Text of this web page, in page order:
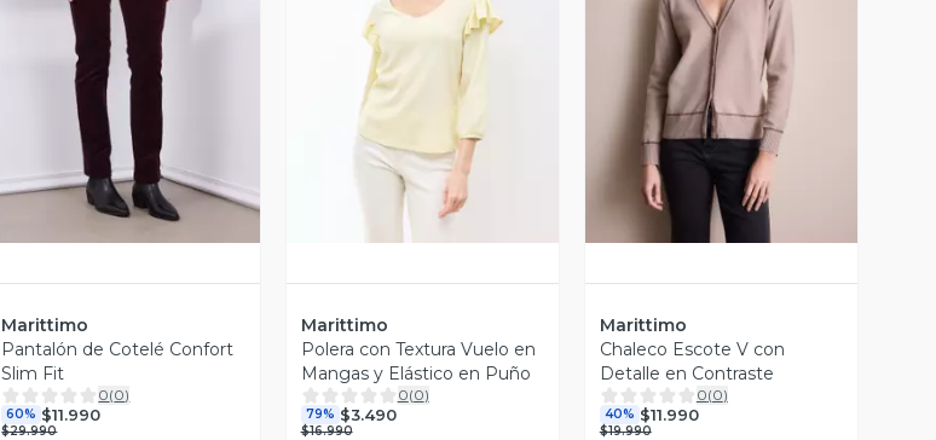
Vista Previa
Marittimo
Pantalón de Cotelé Confort
Slim Fit
0(0)
60% $11.990
$29.990
Vista Previa
Marittimo
Polera con Textura Vuelo en
Mangas y Elástico en Puño
0(0)
79% $3.490
$16.990
Vista Previa
Marittimo
Chaleco Escote V con
Detalle en Contraste
0(0)
40% $11.990
$19.990